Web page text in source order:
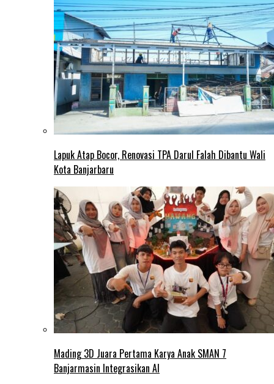
Lapuk Atap Bocor, Renovasi TPA Darul Falah Dibantu Wali
Kota Banjarbaru
Mading 3D Juara Pertama Karya Anak SMAN 7
Banjarmasin Integrasikan AI